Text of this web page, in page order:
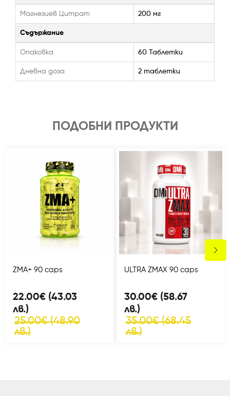
Магнезиев Цитрат 200 мг
Съдържание
Опаковка 60 Таблетки
Дневна доза 2 таблетки
ПОДОБНИ ПРОДУКТИ
ZMA+ 90 caps
22.00€ (43.03
лв.)
25.00€ (48.90
лв.)
ULTRA ZMAX 90 caps
30.00€ (58.67
лв.)
35.00€ (68.45
лв.)